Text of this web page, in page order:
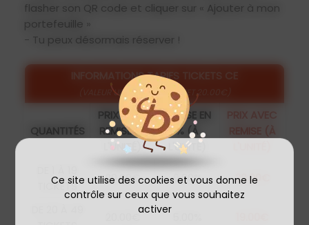
Ce site utilise des cookies et vous donne le
contrôle sur ceux que vous souhaitez
activer
flasher son QR code et cliquer sur « Ajouter à mon
portefeuille »
- Tu peux désormais réserver !
INFORMATIONS TARIFS TICKETS CE
(VALEUR UNITAIRE D'UN TICKET 20.00€)
QUANTITÉS
PRIX SANS
REMISE (À
L'UNITÉ)
REMISE EN
% (À
L'UNITÉ)
TICKETS
20.00€ 0.00% 20.00€
20.00€